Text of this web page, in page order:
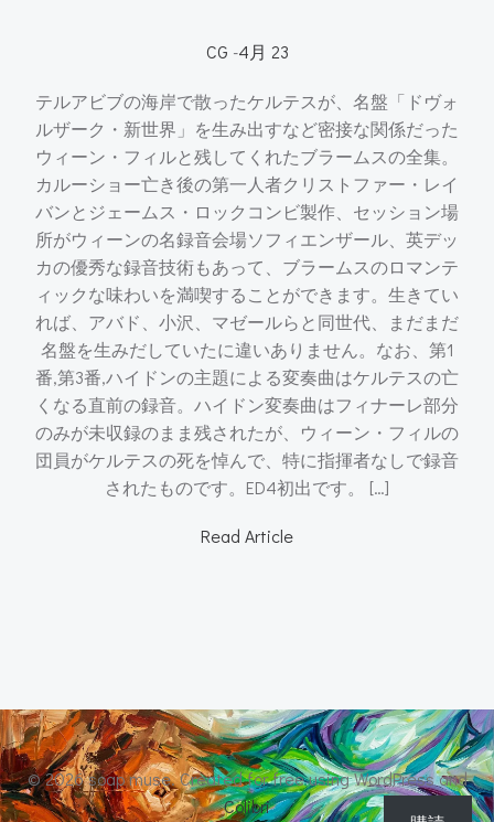
CG -4月 23
テルアビブの海岸で散ったケルテスが、名盤「ドヴォ
ルザーク・新世界」を生み出すなど密接な関係だった
ウィーン・フィルと残してくれたブラームスの全集。
カルーショー亡き後の第一人者クリストファー・レイ
バンとジェームス・ロックコンビ製作、セッション場
所がウィーンの名録音会場ソフィエンザール、英デッ
カの優秀な録音技術もあって、ブラームスのロマンテ
ィックな味わいを満喫することができます。生きてい
れば、アバド、小沢、マゼールらと同世代、まだまだ
名盤を生みだしていたに違いありません。なお、第1
番,第3番,ハイドンの主題による変奏曲はケルテスの亡
くなる直前の録音。ハイドン変奏曲はフィナーレ部分
のみが未収録のまま残されたが、ウィーン・フィルの
団員がケルテスの死を悼んで、特に指揮者なしで録音
されたものです。ED4初出です。 […]
Read Article
© 2026 soap muse. Created for free using WordPress and
Colibri